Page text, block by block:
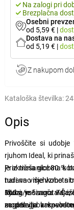
Na zalogi pri
Brezplačna
Osebni
od 5,59 € |
Dostava na
od 5,19 € |
Z nakupom
Kataloška številka:
Opis
Privoščite si
rjuhom Ideal, ki
je iz mešanice 80 %
naravno mehkobo s
160 g/m² zagotavlja,
se prilega v
Praktična globina
tudi na višje
skozi vso noč. Ta
modernih barv – od
Rjuha je šivana v
zagotavlja